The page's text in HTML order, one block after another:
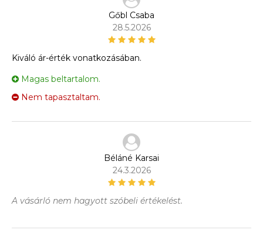
Gőbl Csaba
28.5.2026
Kiváló ár-érték vonatkozásában.
Magas beltartalom.
Nem tapasztaltam.
Béláné Karsai
24.3.2026
A vásárló nem hagyott szóbeli értékelést.